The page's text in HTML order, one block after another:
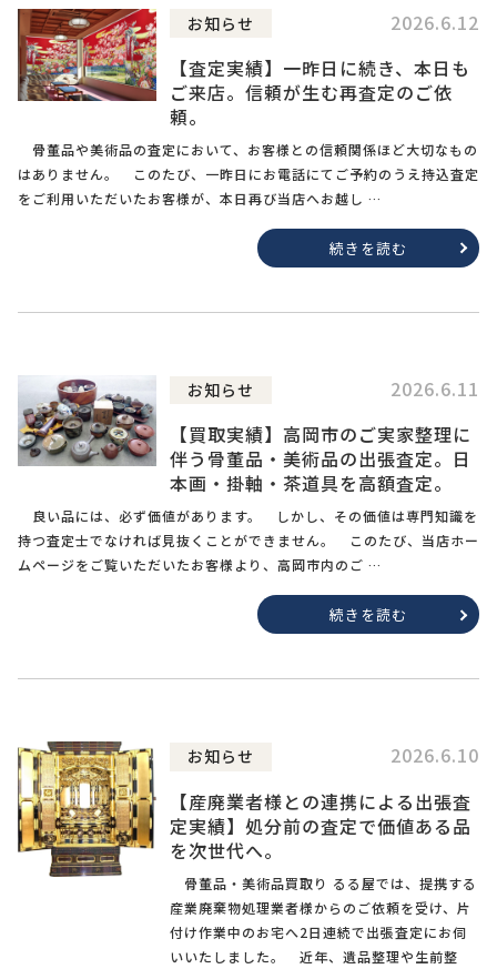
お知らせ
2026.6.12
【査定実績】一昨日に続き、本日も
ご来店。信頼が生む再査定のご依
頼。
骨董品や美術品の査定において、お客様との信頼関係ほど大切なもの
はありません。 このたび、一昨日にお電話にてご予約のうえ持込査定
をご利用いただいたお客様が、本日再び当店へお越し …
続きを読む
お知らせ
2026.6.11
【買取実績】高岡市のご実家整理に
伴う骨董品・美術品の出張査定。日
本画・掛軸・茶道具を高額査定。
良い品には、必ず価値があります。 しかし、その価値は専門知識を
持つ査定士でなければ見抜くことができません。 このたび、当店ホー
ムページをご覧いただいたお客様より、高岡市内のご …
続きを読む
お知らせ
2026.6.10
【産廃業者様との連携による出張査
定実績】処分前の査定で価値ある品
を次世代へ。
骨董品・美術品買取り るる屋では、提携する
産業廃棄物処理業者様からのご依頼を受け、片
付け作業中のお宅へ2日連続で出張査定にお伺
いいたしました。 近年、遺品整理や生前整